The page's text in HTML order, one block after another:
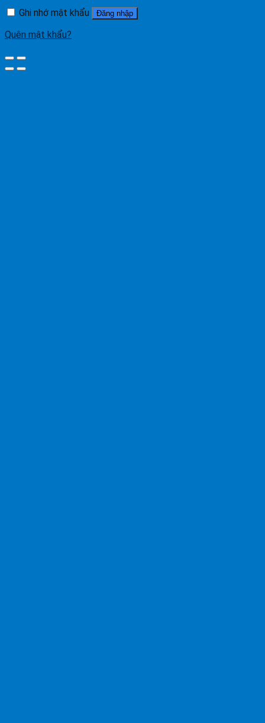
Ghi nhớ mật khẩu Đăng nhập
Quên mật khẩu?